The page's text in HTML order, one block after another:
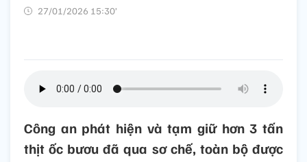
27/01/2026 15:30’
Công an phát hiện và tạm giữ hơn 3 tấn
thịt ốc bươu đã qua sơ chế, toàn bộ được